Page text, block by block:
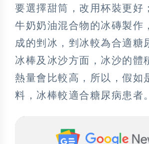
要選擇甜筒，改用杯裝更好
牛奶奶油混合物的冰磚製作
成的剉冰，剉冰較為合適糖
冰棒及冰沙方面，冰沙的體
熱量會比較高，所以，假如
料，冰棒較適合糖尿病患者。